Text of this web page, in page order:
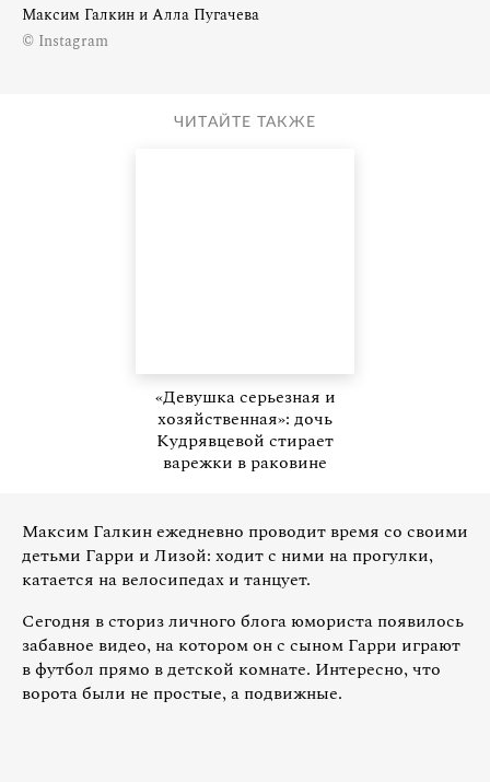
Максим Галкин и Алла Пугачева
© Instagram
ЧИТАЙТЕ ТАКЖЕ
«Девушка серьезная и
хозяйственная»: дочь
Кудрявцевой стирает
варежки в раковине
Максим Галкин ежедневно проводит время со своими
детьми Гарри и Лизой: ходит с ними на прогулки,
катается на велосипедах и танцует.
Сегодня в сториз личного блога юмориста появилось
забавное видео, на котором он с сыном Гарри играют
в футбол прямо в детской комнате. Интересно, что
ворота были не простые, а подвижные.